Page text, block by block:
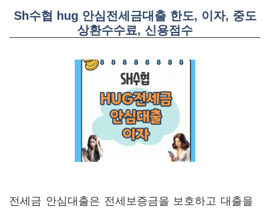
Sh수협 hug 안심전세금대출 한도, 이자, 중도
상환수수료, 신용점수
전세금 안심대출은 전세보증금을 보호하고 대출을